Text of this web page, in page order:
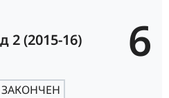
2 (2015-16) 6